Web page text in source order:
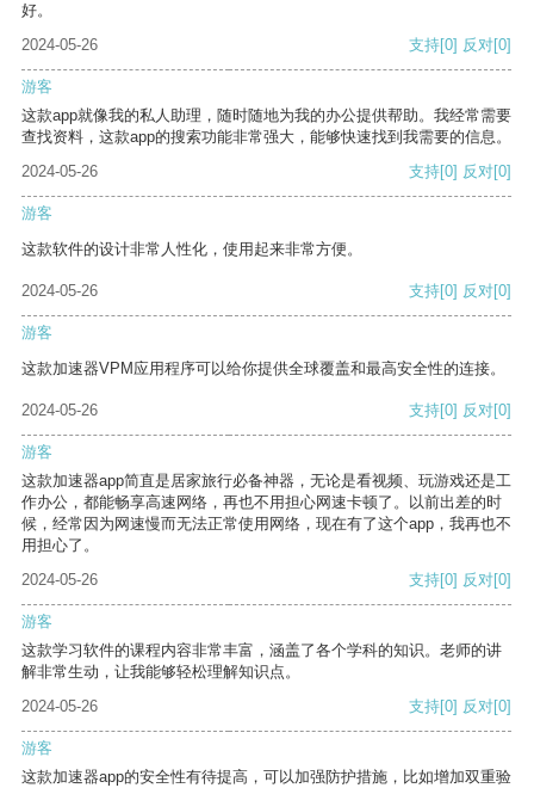
好。
2024-05-26
支持[0] 反对[0]
游客
这款app就像我的私人助理，随时随地为我的办公提供帮助。我经常需要
查找资料，这款app的搜索功能非常强大，能够快速找到我需要的信息。
2024-05-26
支持[0] 反对[0]
游客
这款软件的设计非常人性化，使用起来非常方便。
2024-05-26 支持[0] 反对[0]
游客
这款加速器VPM应用程序可以给你提供全球覆盖和最高安全性的连接。
2024-05-26 支持[0] 反对[0]
游客
这款加速器app简直是居家旅行必备神器，无论是看视频、玩游戏还是工
作办公，都能畅享高速网络，再也不用担心网速卡顿了。以前出差的时
候，经常因为网速慢而无法正常使用网络，现在有了这个app，我再也不
用担心了。
2024-05-26
支持[0] 反对[0]
游客
这款学习软件的课程内容非常丰富，涵盖了各个学科的知识。老师的讲
解非常生动，让我能够轻松理解知识点。
2024-05-26
支持[0] 反对[0]
游客
这款加速器app的安全性有待提高，可以加强防护措施，比如增加双重验